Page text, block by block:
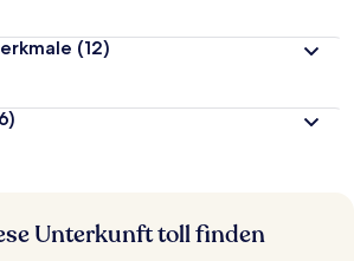
(12)
Unterkunft toll finden